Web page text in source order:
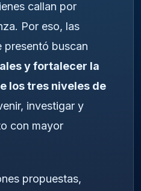
callan por
Por eso, las
presentó buscan
y fortalecer la
los tres niveles de
investigar y
con mayor
propuestas,